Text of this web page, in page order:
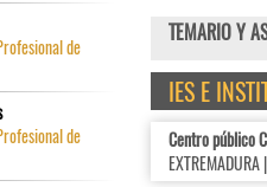
TEMARIO Y
IES E
Centro público
EXTREMADURA |
de
de